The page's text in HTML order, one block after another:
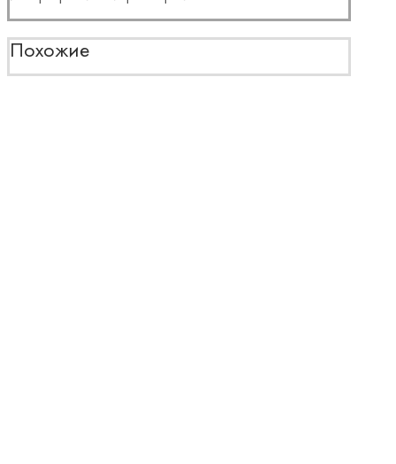
Похожие